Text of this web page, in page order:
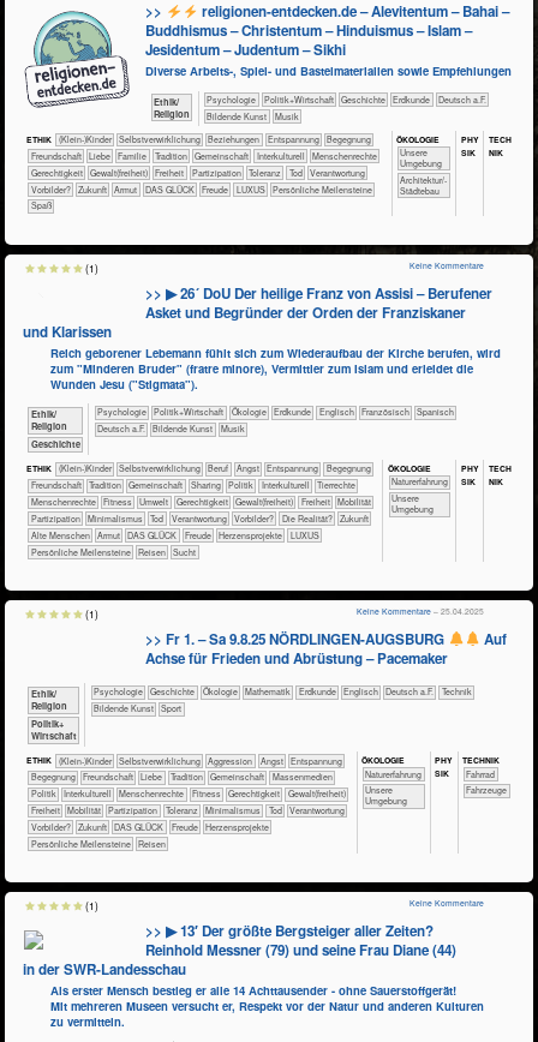
>>
religionen-entdecken.de – Alevitentum – Bahai –
Buddhismus – Christentum – Hinduismus – Islam –
Jesidentum – Judentum – Sikhi
Diverse Arbeits-, Spiel- und Bastelmaterialien sowie Empfehlungen
​​​​​​​​​​Ethik/​
Religion
​​​​​​​​​​Psychologie ​​​​​​​​​Politik+​Wirtschaft ​​​​​​​​Geschichte ​​​​​Erdkunde
​​​Deutsch a.F.
Bildende Kunst
Musik
ETHIK (Klein-)Kinder ​​​​​​​​​​​​​​​​​​​​​​​​​​​​​​​​​​​​​​​​Selbst­verwirklichung ​​​​​​​​​​​​​Beziehungen ​​​​​​​​​​​​​Entspannung
​​​​​​​​​​​​Begegnung
​​​​​​​​​​​​Freundschaft
​​​​​​​​​​​​Liebe ​​​​​​​​​​​Familie ​​​​​​​​​​​Tradition ​​​​​​​​​​Gemeinschaft ​​​​​​​​Interkulturell
​​​​​​​Menschenrechte
​​​​Gerechtigkeit
​​​​Gewalt(freiheit) ​​​Freiheit ​​​Partizipation ​​​Toleranz ​​Tod
​​Verantwortung
​​Vorbilder?
​Zukunft Armut DAS GLÜCK Freude LUXUS
Persönliche Meilensteine
Spaß
ÖKO​LOGIE
​​​​​​​​​​​​​Unsere
Umgebung
​​​Architektur/­
Städtebau
PHY​
SIK
TECH​
NIK
>> ▶ 26´ DoU Der heilige Franz von Assisi – Berufener
Asket und Begründer der Orden der Franziskaner
und Klarissen
Reich geborener Lebemann fühlt sich zum Wiederaufbau der Kirche berufen, wird
zum "Minderen Bruder" (fratre minore), Vermittler zum Islam und erleidet die
Wunden Jesu ("Stigmata").
​​​​​​​​​​Ethik/​
Religion
​​​​​​​​Geschichte
​​​​​​​​​​Psychologie ​​​​​​​​​Politik+​Wirtschaft ​​​​​​​​Ökologie ​​​​​Erdkunde ​​​​Englisch ​​​​Französisch
​​​​Spanisch
​​​Deutsch a.F.
Bildende Kunst Musik
ETHIK (Klein-)Kinder ​​​​​​​​​​​​​​​​​​​​​​​​​​​​​​​​​​​​​​​​Selbst­verwirklichung ​​​​​​​​​​​​​​​Beruf ​​​​​​​​​​​​​Angst ​​​​​​​​​​​​​Entspannung
​​​​​​​​​​​​Begegnung
​​​​​​​​​​​​Freundschaft
​​​​​​​​​​​Tradition ​​​​​​​​​​Gemeinschaft ​​​​​​​​​​Sharing ​​​​​​​​​Politik ​​​​​​​​Interkulturell
​​​​​​​​Tierrechte
​​​​​​​Menschenrechte
​​​​​Fitness ​​​​​Umwelt ​​​​Gerechtigkeit ​​​​Gewalt(freiheit) ​​​Freiheit
​​​Mobilität
​​​Partizipation
​​Minimalismus ​​Tod ​​Verantwortung ​​Vorbilder? ​Die Realität?
​Zukunft
Alte Menschen
Armut DAS GLÜCK Freude Herzensprojekte
LUXUS
Persönliche Meilensteine
Reisen Sucht
ÖKO​LOGIE
​​​​​​​​​​​​​Naturerfahrung
​​​​​​​​​​​​​Unsere
Umgebung
PHY​
SIK
TECH​
NIK
Keine Kommentare
(1)
>> Fr 1. – Sa 9.8.25 NÖRDLINGEN-AUGSBURG
Auf
Achse für Frieden und Abrüstung – Pacemaker
​​​​​​​​​​Ethik/​
Religion
​​​​​​​​​Politik+​
Wirtschaft
​​​​​​​​​​Psychologie ​​​​​​​​Geschichte ​​​​​​​​Ökologie ​​​​​​Mathematik ​​​​​Erdkunde ​​​​Englisch ​​​Deutsch a.F.
​Technik
Bildende Kunst
Sport
ETHIK (Klein-)Kinder ​​​​​​​​​​​​​​​​​​​​​​​​​​​​​​​​​​​​​​​​Selbst­verwirklichung ​​​​​​​​​​​​​Aggression ​​​​​​​​​​​​​Angst
​​​​​​​​​​​​​Entspannung
​​​​​​​​​​​​Begegnung
​​​​​​​​​​​​Freundschaft ​​​​​​​​​​​​Liebe ​​​​​​​​​​​Tradition ​​​​​​​​​​Gemeinschaft
​​​​​​​​​Massenmedien
​​​​​​​​​Politik
​​​​​​​​Interkulturell ​​​​​​​Menschenrechte ​​​​​Fitness ​​​​Gerechtigkeit
​​​​Gewalt(freiheit)
​​​Freiheit
​​​Mobilität ​​​Partizipation ​​​Toleranz ​​Minimalismus ​​Tod
​​Verantwortung
​​Vorbilder?
​Zukunft DAS GLÜCK Freude
Herzensprojekte
Persönliche Meilensteine
Reisen
ÖKO​LOGIE
​​​​​​​​​​​​​Naturerfahrung
​​​​​​​​​​​​​Unsere
Umgebung
PHY​
SIK
TECH​NIK
​​​​​​​Fahrrad
​Fahrzeuge
Keine Kommentare – 25.04.2025
(1)
>> ▶ 13′ Der größte Bergsteiger aller Zeiten?
Reinhold Messner (79) und seine Frau Diane (44)
in der SWR‑Landesschau
Als erster Mensch bestieg er alle 14 Achttausender - ohne Sauerstoffgerät!
Mit mehreren Museen versucht er, Respekt vor der Natur und anderen Kulturen
zu vermitteln.
Keine Kommentare
(1)